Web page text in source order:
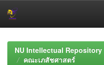
navigationNU Intellectual Repository
คณะเภสัชศาสตร์